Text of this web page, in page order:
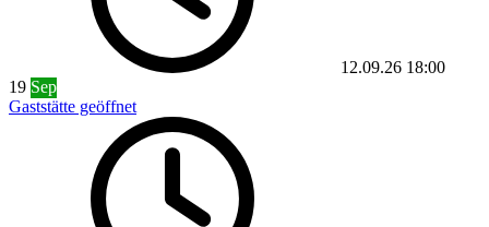
12.09.26 18:00
19 Sep
Gaststätte geöffnet